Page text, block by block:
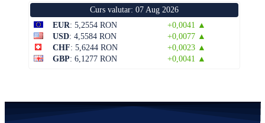
Curs valutar: 07 Aug 2026
EUR: 5,2554 RON
+0,0041 ▲
USD: 4,5584 RON
+0,0077 ▲
CHF: 5,6244 RON
+0,0023 ▲
GBP: 6,1277 RON +0,0041 ▲